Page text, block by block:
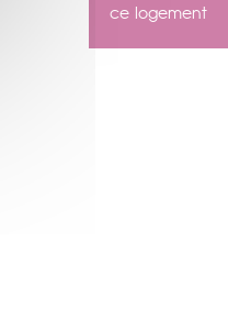
ce logement